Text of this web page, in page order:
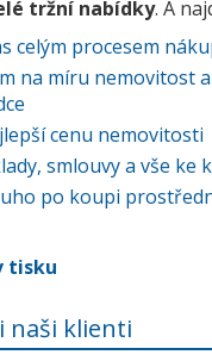
tržní nabídky. A
celým procesem
na míru nemovitost
cenu nemovitosti
smlouvy a vše ke
po koupi
tisku
naši klienti